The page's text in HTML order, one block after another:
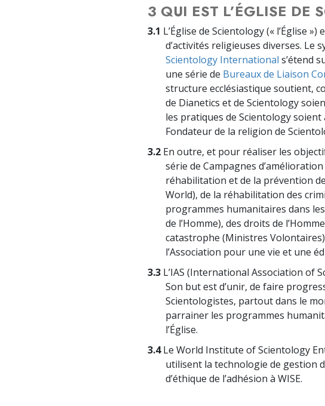
3 QUI EST L’ÉGLISE DE
3.1 L’Église de Scientology (« l’Église
d’activités religieuses diverses. Le
Scientology International s’étend
une série de Bureaux de Liaison
structure ecclésiastique soutient,
de Dianetics et de Scientology
les pratiques de Scientology soient
Fondateur de la religion de
3.2 En outre, et pour réaliser les
série de Campagnes
réhabilitation et de la prévention
World), de la réhabilitation des
programmes humanitaires dans
de l’Homme), des droits de
catastrophe (Ministres
l’Association pour une vie et une
3.3 L’IAS (International Association of
Son but est d’unir, de faire
Scientologistes, partout dans le
parrainer les programmes
l’Église.
3.4Le World Institute of Scientology
utilisent la technologie de gestion
d’éthique de l’adhésion à WISE.